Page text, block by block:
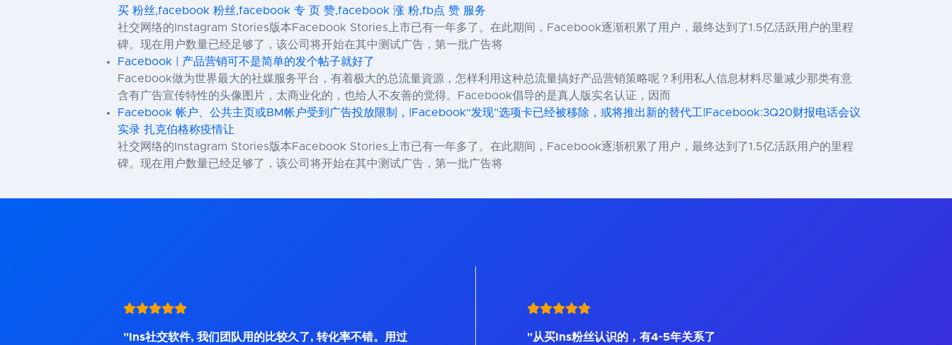
买 粉丝,facebook 粉丝,facebook 专 页 赞,facebook 涨 粉,fb点 赞 服务
社交网络的Instagram Stories版本Facebook Stories上市已有一年多了。在此期间，Facebook逐渐积累了用户，最终达到了1.5亿活跃用户的里程
碑。现在用户数量已经足够了，该公司将开始在其中测试广告，第一批广告将
Facebook | 产品营销可不是简单的发个帖子就好了
Facebook做为世界最大的社媒服务平台，有着极大的总流量資源，怎样利用这种总流量搞好产品营销策略呢？利用私人信息材料尽量减少那类有意
含有广告宣传特性的头像图片，太商业化的，也给人不友善的觉得。Facebook倡导的是真人版实名认证，因而
Facebook 帐户、公共主页或BM帐户受到广告投放限制，|Facebook“发现”选项卡已经被移除，或将推出新的替代工|Facebook:3Q20财报电话会议
实录 扎克伯格称疫情让
社交网络的Instagram Stories版本Facebook Stories上市已有一年多了。在此期间，Facebook逐渐积累了用户，最终达到了1.5亿活跃用户的里程
碑。现在用户数量已经足够了，该公司将开始在其中测试广告，第一批广告将
"Ins社交软件, 我们团队用的比较久了, 转化率不错。用过
"从买Ins粉丝认识的，有4~5年关系了